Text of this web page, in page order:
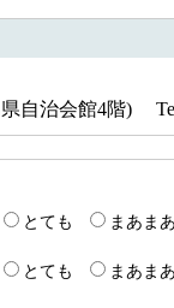
県自治会館4階)
とても まあまあ
とても まあまあ